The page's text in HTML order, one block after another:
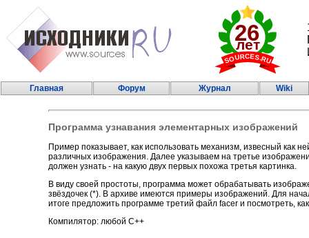
Главная Форум Журнал Wiki
Программа узнавания элементарных изображений
Пример показывает, как использовать механизм, извесный как
различных изображения. Далее указываем на третье
должен узнать - на какую двух первых похожа третья картинка.
В виду своей простоты, программа может обрабатывать
звёздочек (*). В архиве имеются примеры изображений. Для
итоге предложить программе третий файл facer и посмотреть,
Компилятор: любой С++